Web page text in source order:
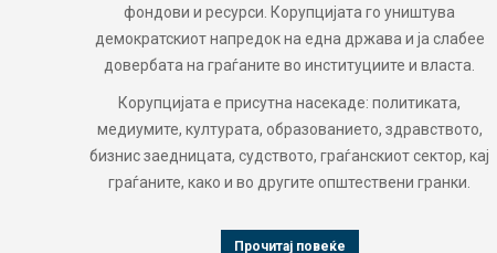
фондови и ресурси. Корупцијата го уништува
демократскиот напредок на една држава и ја слабее
довербата на граѓаните во институциите и власта.
Корупцијата е присутна насекаде: политиката,
медиумите, културата, образованието, здравството,
бизнис заедницата, судството, граѓанскиот сектор, кај
граѓаните, како и во другите општествени гранки.
Прочитај повеќе